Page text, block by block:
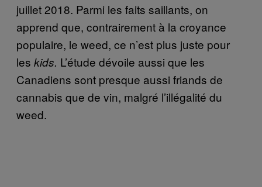
juillet 2018. Parmi les faits saillants, on
apprend que, contrairement à la croyance
populaire, le weed, ce n’est plus juste pour
les kids. L’étude dévoile aussi que les
Canadiens sont presque aussi friands de
cannabis que de vin, malgré l’illégalité du
weed.